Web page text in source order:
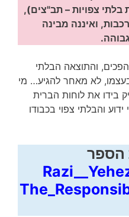
בלתי צפויות – תב"צים),
ואיננה מבינה
והתוצאה הבלתי
לא מאחר להגיע… מי
בידו את לוחות הברית
והבלתי צפוי בכבודו
הספר